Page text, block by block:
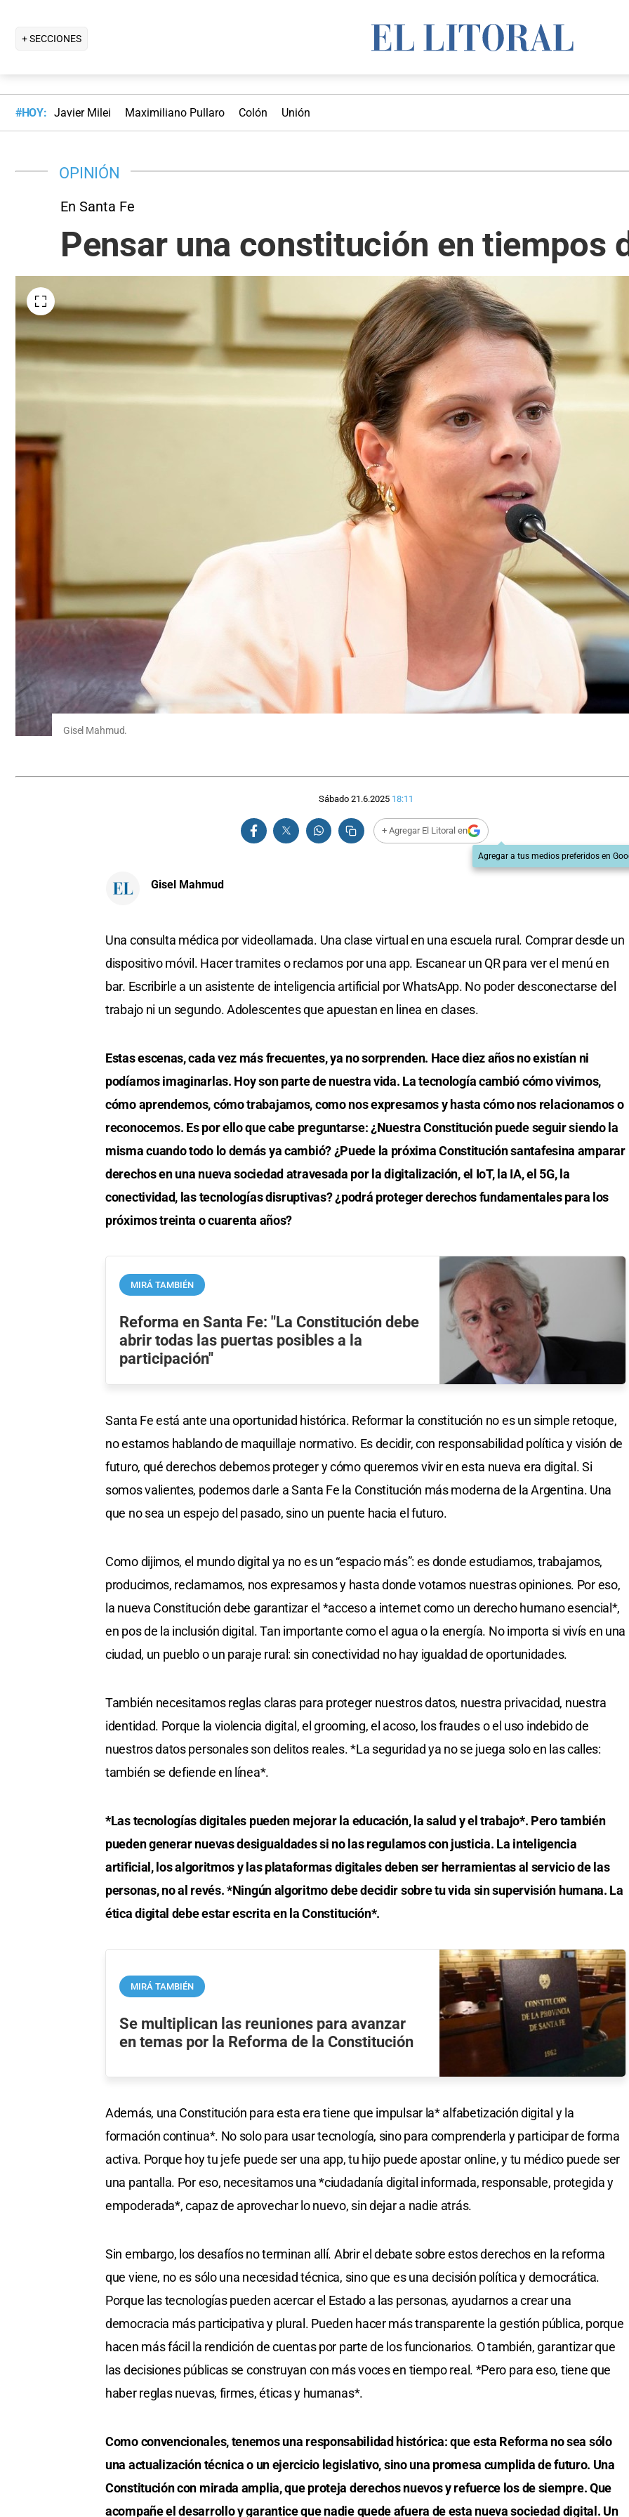
+ SECCIONES
#HOY: Javier Milei Maximiliano Pullaro Colón Unión
OPINIÓN
En Santa Fe
Pensar una constitución en tiempos
Gisel Mahmud.
Sábado 21.6.2025 18:11
+ Agregar El Litoral en
Agregar a tus medios preferidos en
Gisel Mahmud
Una consulta médica por videollamada. Una clase virtual en una escuela rural. Comprar desde un
dispositivo móvil. Hacer tramites o reclamos por una app. Escanear un QR para ver el menú en
bar. Escribirle a un asistente de inteligencia artificial por WhatsApp. No poder desconectarse del
trabajo ni un segundo. Adolescentes que apuestan en linea en clases.
Estas escenas, cada vez más frecuentes, ya no sorprenden. Hace diez años no existían ni
podíamos imaginarlas. Hoy son parte de nuestra vida. La tecnología cambió cómo vivimos,
cómo aprendemos, cómo trabajamos, como nos expresamos y hasta cómo nos relacionamos o
reconocemos. Es por ello que cabe preguntarse: ¿Nuestra Constitución puede seguir siendo la
misma cuando todo lo demás ya cambió? ¿Puede la próxima Constitución santafesina amparar
derechos en una nueva sociedad atravesada por la digitalización, el IoT, la IA, el 5G, la
conectividad, las tecnologías disruptivas? ¿podrá proteger derechos fundamentales para los
próximos treinta o cuarenta años?
MIRÁ TAMBIÉN
Reforma en Santa Fe: "La Constitución debe
abrir todas las puertas posibles a la
participación"
Santa Fe está ante una oportunidad histórica. Reformar la constitución no es un simple retoque,
no estamos hablando de maquillaje normativo. Es decidir, con responsabilidad política y visión de
futuro, qué derechos debemos proteger y cómo queremos vivir en esta nueva era digital. Si
somos valientes, podemos darle a Santa Fe la Constitución más moderna de la Argentina. Una
que no sea un espejo del pasado, sino un puente hacia el futuro.
Como dijimos, el mundo digital ya no es un “espacio más”: es donde estudiamos, trabajamos,
producimos, reclamamos, nos expresamos y hasta donde votamos nuestras opiniones. Por eso,
la nueva Constitución debe garantizar el *acceso a internet como un derecho humano esencial*,
en pos de la inclusión digital. Tan importante como el agua o la energía. No importa si vivís en una
ciudad, un pueblo o un paraje rural: sin conectividad no hay igualdad de oportunidades.
También necesitamos reglas claras para proteger nuestros datos, nuestra privacidad, nuestra
identidad. Porque la violencia digital, el grooming, el acoso, los fraudes o el uso indebido de
nuestros datos personales son delitos reales. *La seguridad ya no se juega solo en las calles:
también se defiende en línea*.
*Las tecnologías digitales pueden mejorar la educación, la salud y el trabajo*. Pero también
pueden generar nuevas desigualdades si no las regulamos con justicia. La inteligencia
artificial, los algoritmos y las plataformas digitales deben ser herramientas al servicio de las
personas, no al revés. *Ningún algoritmo debe decidir sobre tu vida sin supervisión humana. La
ética digital debe estar escrita en la Constitución*.
MIRÁ TAMBIÉN
Se multiplican las reuniones para avanzar
en temas por la Reforma de la Constitución
Además, una Constitución para esta era tiene que impulsar la* alfabetización digital y la
formación continua*. No solo para usar tecnología, sino para comprenderla y participar de forma
activa. Porque hoy tu jefe puede ser una app, tu hijo puede apostar online, y tu médico puede ser
una pantalla. Por eso, necesitamos una *ciudadanía digital informada, responsable, protegida y
empoderada*, capaz de aprovechar lo nuevo, sin dejar a nadie atrás.
Sin embargo, los desafíos no terminan allí. Abrir el debate sobre estos derechos en la reforma
que viene, no es sólo una necesidad técnica, sino que es una decisión política y democrática.
Porque las tecnologías pueden acercar el Estado a las personas, ayudarnos a crear una
democracia más participativa y plural. Pueden hacer más transparente la gestión pública, porque
hacen más fácil la rendición de cuentas por parte de los funcionarios. O también, garantizar que
las decisiones públicas se construyan con más voces en tiempo real. *Pero para eso, tiene que
haber reglas nuevas, firmes, éticas y humanas*.
Como convencionales, tenemos una responsabilidad histórica: que esta Reforma no sea sólo
una actualización técnica o un ejercicio legislativo, sino una promesa cumplida de futuro. Una
Constitución con mirada amplia, que proteja derechos nuevos y refuerce los de siempre. Que
acompañe el desarrollo y garantice que nadie quede afuera de esta nueva sociedad digital. Un